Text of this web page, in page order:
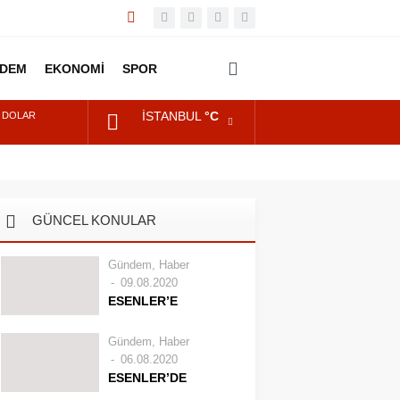
EKONOMİ SPOR
DOLAR İSTANBUL °C
GÜNCEL KONULAR
Gündem, Haber
09.08.2020
ESENLER’E
KISITLAMASI MI
GELİYOR?
Koronavirüs salgınında
Gündem, Haber
06.08.2020
ESENLER’DE